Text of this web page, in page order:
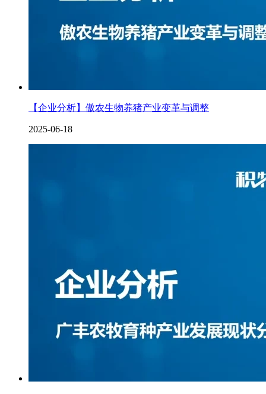
【企业分析】傲农生物养猪产业变革与调整
2025-06-18